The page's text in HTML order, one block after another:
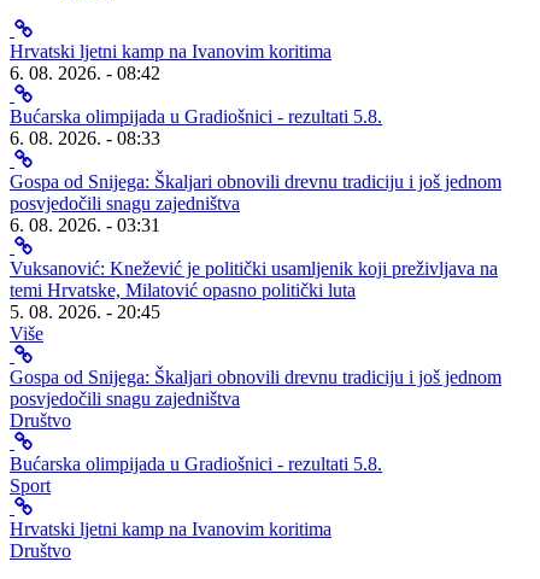
Hrvatski ljetni kamp na Ivanovim koritima
6. 08. 2026. - 08:42
Bućarska olimpijada u Gradiošnici - rezultati 5.8.
6. 08. 2026. - 08:33
Gospa od Snijega: Škaljari obnovili drevnu tradiciju i još jednom
posvjedočili snagu zajedništva
6. 08. 2026. - 03:31
Vuksanović: Knežević je politički usamljenik koji preživljava na
temi Hrvatske, Milatović opasno politički luta
5. 08. 2026. - 20:45
Više
Gospa od Snijega: Škaljari obnovili drevnu tradiciju i još jednom
posvjedočili snagu zajedništva
Društvo
Bućarska olimpijada u Gradiošnici - rezultati 5.8.
Sport
Hrvatski ljetni kamp na Ivanovim koritima
Društvo